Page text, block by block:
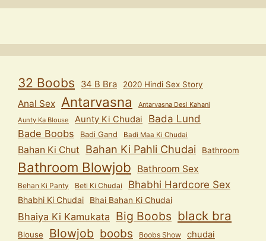
32 Boobs 34 B Bra 2020 Hindi Sex Story
Anal Sex Antarvasna
Antarvasna Desi Kahani
Aunty Ka Blouse
Aunty Ki Chudai
Bada Lund
Bade Boobs
Badi Gand Badi Maa Ki Chudai
Bahan Ki Chut Bahan Ki Pahli Chudai Bathroom
Bathroom Blowjob Bathroom Sex
Behan Ki Panty Beti Ki Chudai Bhabhi Hardcore Sex
Bhabhi Ki Chudai Bhai Bahan Ki Chudai
Bhaiya Ki Kamukata Big Boobs black bra
Blouse Blowjob boobs Boobs Show chudai